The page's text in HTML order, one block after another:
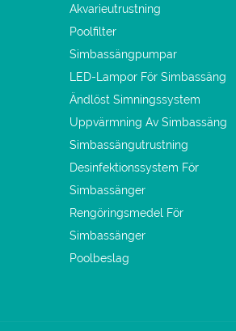
Akvarieutrustning
Poolfilter
Simbassängpumpar
LED-Lampor För Simbassäng
Ändlöst Simningssystem
Uppvärmning Av Simbassäng
Simbassängutrustning
Desinfektionssystem För
Simbassänger
Rengöringsmedel För
Simbassänger
Poolbeslag